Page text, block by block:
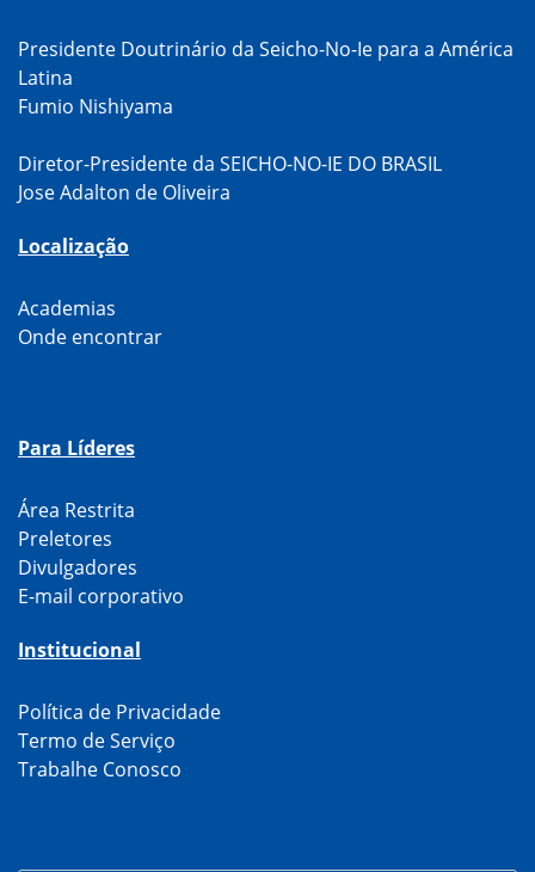
Presidente Doutrinário da Seicho-No-Ie para a América
Latina
Fumio Nishiyama
Diretor-Presidente da SEICHO-NO-IE DO BRASIL
Jose Adalton de Oliveira
Localização
Academias
Onde encontrar
Para Líderes
Área Restrita
Preletores
Divulgadores
E-mail corporativo
Institucional
Política de Privacidade
Termo de Serviço
Trabalhe Conosco